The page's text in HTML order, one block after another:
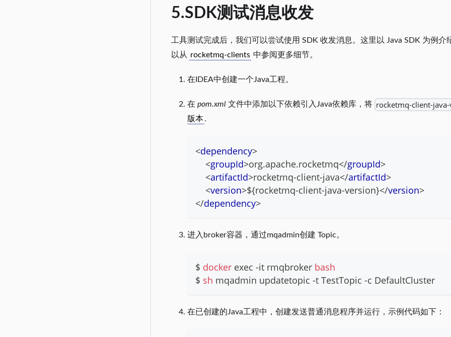
5.SDK测试消息收发
工具测试完成后，我们可以尝试使用 SDK 收发消息。这里以 Java SDK 为例
以从 rocketmq-clients 中参阅更多细节。
在IDEA中创建一个Java工程。
在 pom.xml 文件中添加以下依赖引入Java依赖库，将 rocketmq-client-
版本.
<dependency>
<groupId>org.apache.rocketmq</groupId>
<artifactId>rocketmq-client-java</artifactId>
<version>${rocketmq-client-java-version}</version>
</dependency>
进入broker容器，通过mqadmin创建 Topic。
$ docker exec -it rmqbroker bash
$ sh mqadmin updatetopic -t TestTopic -c DefaultCluster
在已创建的Java工程中，创建发送普通消息程序并运行，示例代码如下：